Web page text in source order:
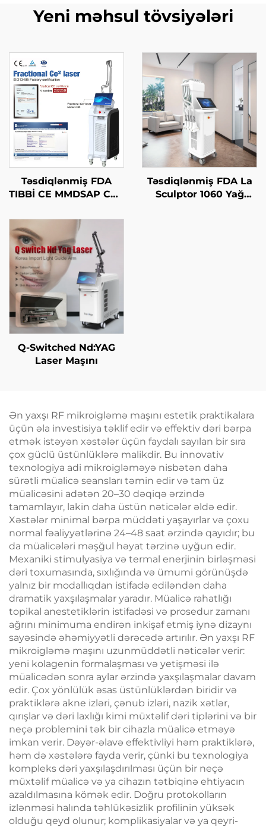
Yeni məhsul tövsiyələri
Təsdiqlənmiş FDA
TIBBİ CE MMDSAP CO2
Maşını
Təsdiqlənmiş FDA La
Sculptor 1060 Yağ
Q-Switched Nd:YAG
Laser Maşını
Ən yaxşı RF mikroigləmə maşını estetik praktikalara
üçün əla investisiya təklif edir və effektiv dəri bərpa
etmək istəyən xəstələr üçün faydalı sayılan bir sıra
çox güclü üstünlüklərə malikdir. Bu innovativ
texnologiya adi mikroigləməyə nisbətən daha
sürətli müalicə seansları təmin edir və tam üz
müalicəsini adətən 20–30 dəqiqə ərzində
tamamlayır, lakin daha üstün nəticələr əldə edir.
Xəstələr minimal bərpa müddəti yaşayırlar və çoxu
normal fəaliyyətlərinə 24–48 saat ərzində qayıdır; bu
da müalicələri məşğul həyat tərzinə uyğun edir.
Mexaniki stimulyasiya və termal enerjinin birləşməsi
dəri toxumasında, sıxlığında və ümumi görünüşdə
yalnız bir modallıqdan istifadə ediləndən daha
dramatik yaxşılaşmalar yaradır. Müalicə rahatlığı
topikal anestetiklərin istifadəsi və prosedur zamanı
ağrını minimuma endirən inkişaf etmiş iynə dizaynı
sayəsində əhəmiyyətli dərəcədə artırılır. Ən yaxşı RF
mikroigləmə maşını uzunmüddətli nəticələr verir:
yeni kolagenin formalaşması və yetişməsi ilə
müalicədən sonra aylar ərzində yaxşılaşmalar davam
edir. Çox yönlülük əsas üstünlüklərdən biridir və
praktiklərə akne izləri, çənub izləri, nazik xətlər,
qırışlar və dəri laxlığı kimi müxtəlif dəri tiplərini və bir
neçə problemini tək bir cihazla müalicə etməyə
imkan verir. Dəyər-əlavə effektivliyi həm praktiklərə,
həm də xəstələrə fayda verir, çünki bu texnologiya
kompleks dəri yaxşılaşdırılması üçün bir neçə
müxtəlif müalicə və ya cihazın tətbiqinə ehtiyacın
azaldılmasına kömək edir. Doğru protokolların
izlənməsi halında təhlükəsizlik profilinin yüksək
olduğu qeyd olunur; komplikasiyalar və ya qeyri-